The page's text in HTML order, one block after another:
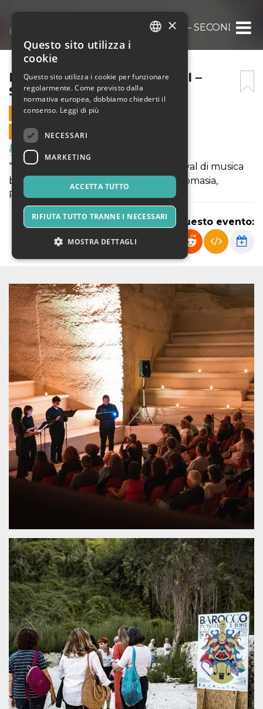
BAROCCO IN TUTTI I SENSI – SECONDA
BAROCCO IN TUTTI I SENSI –
SECONDA SERATA
8 SETTEMBRE 2023 - 19:30
VENDITE ONLINE TERMINATE
Musica, Eventi Live, Club
“Barocco in tutti i sensi” è il primo festival di musica
barocca della città barocca per antonomasia,
Ragusa.
Condividi questo evento:
×
Questo sito utilizza i
cookie
Questo sito utilizza i cookie per funzionare
regolarmente. Come previsto dalla
normativa europea, dobbiamo chiederti il
consenso. Leggi di più
NECESSARI
MARKETING
ACCETTA TUTTO
RIFIUTA TUTTO TRANNE I NECESSARI
MOSTRA DETTAGLI
Necessari Marketing
I cookie strettamente necessari o tecnici sono
indispensabili al funzionamento del sito. I
servizi qui presenti non potranno funzionare
senza.
Nome
Provider /
Dominio
Scadenza Descrizione
cf_clearance
Cloudflare,
Inc.
.oooh.events
1 anno
Clearance
Cookie from
CloudFlare
stores the proof
of challenge
passed. It is
used to no
longer issue a
captcha or
jschallenge
challenge if
present. It is
required to
reach origin
server.
.oooh.events
Sessione
Cookie di
Wordpress,
cookie.
PHPSESSID
PHP.net
oooh.events
Sessione
Cookie
generato da
applicazioni
basate sul
linguaggio PHP.
Si tratta di un
identificatore
generico
utilizzato per
mantenere le
variabili di
sessione utente.
Normalmente è
un numero
generato in
modo casuale, il
modo in cui
viene utilizzato